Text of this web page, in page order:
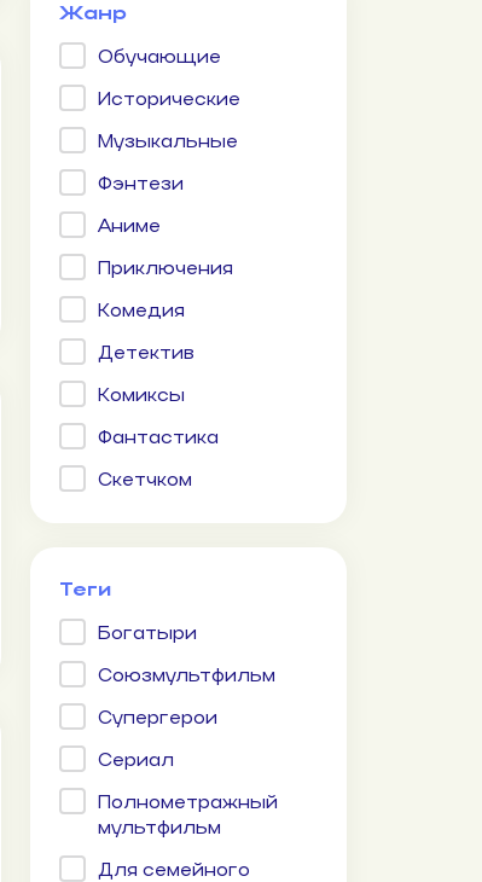
Жанр
Обучающие
Исторические
Музыкальные
Фэнтези
Аниме
Приключения
Комедия
Детектив
Комиксы
Фантастика
Скетчком
Теги
Богатыри
Союзмультфильм
Супергерои
Сериал
Полнометражный
мультфильм
Для семейного